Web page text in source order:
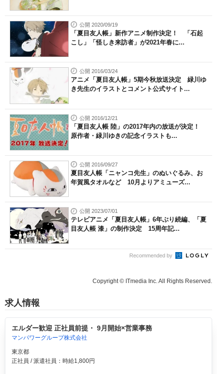
公開 2020/09/19
「夏目友人帳」新作アニメ制作決定！ 「石起
こし」「怪しき来訪者」が2021年春に...
公開 2016/03/24
アニメ「夏目友人帳」5期今秋放送決定 緑川ゆ
き先生のイラストとコメント公式サイト...
公開 2016/12/21
「夏目友人帳 陸」の2017年内の放送が決定！
原作者・緑川ゆきの記念イラストも...
公開 2016/09/27
夏目友人帳「ニャンコ先生」のぬいぐるみ、お
年賀風タオルなど 10月よりアミューズ...
公開 2023/07/01
テレビアニメ「夏目友人帳」6年ぶり続編、「夏
目友人帳 漆」の制作決定 15周年記...
Recommended by
Copyright © ITmedia Inc. All Rights Reserved.
求人情報
エルダー歓迎 正社員前提・ 9月開始×営業事務
マンパワーグループ株式会社
東京都
正社員 / 派遣社員：時給1,800円